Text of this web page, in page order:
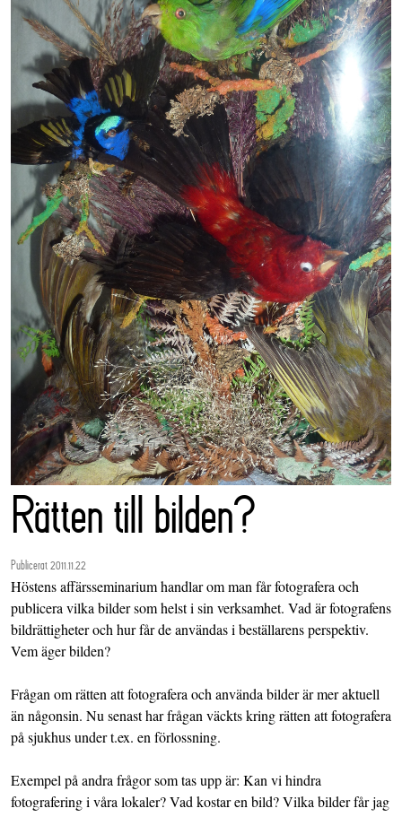
Rätten till bilden?
Publicerat 2011.11.22
Höstens affärsseminarium handlar om man får fotografera och
publicera vilka bilder som helst i sin verksamhet. Vad är fotografens
bildrättigheter och hur får de användas i beställarens perspektiv.
Vem äger bilden?
Frågan om rätten att fotografera och använda bilder är mer aktuell
än någonsin. Nu senast har frågan väckts kring rätten att fotografera
på sjukhus under t.ex. en förlossning.
Exempel på andra frågor som tas upp är: Kan vi hindra
fotografering i våra lokaler? Vad kostar en bild? Vilka bilder får jag